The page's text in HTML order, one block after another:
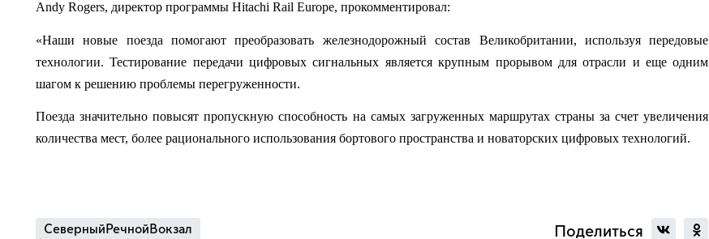
Andy Rogers, директор программы Hitachi Rail Europe, прокомментировал:
«Наши новые поезда помогают преобразовать железнодорожный состав Великобритании, используя передовые
технологии. Тестирование передачи цифровых сигнальных является крупным прорывом для отрасли и еще одним
шагом к решению проблемы перегруженности.
Поезда значительно повысят пропускную способность на самых загруженных маршрутах страны за счет увеличения
количества мест, более рационального использования бортового пространства и новаторских цифровых технологий.
СеверныйРечнойВокзал Поделиться